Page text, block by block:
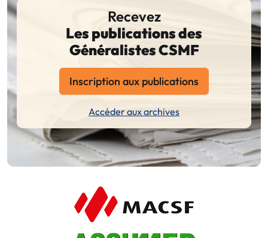
Recevez
Les publications des
Généralistes CSMF
Inscription aux publications
Accéder aux archives